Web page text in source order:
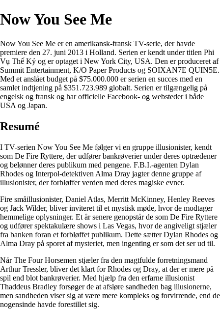
Now You See Me
Now You See Me er en amerikansk-fransk TV-serie, der havde
premiere den 27. juni 2013 i Holland. Serien er kendt under titlen Phi
Vụ Thế Kỷ og er optaget i New York City, USA. Den er produceret af
Summit Entertainment, K/O Paper Products og SOIXAN7E QUIN5E.
Med et anslået budget på $75.000.000 er serien en succes med en
samlet indtjening på $351.723.989 globalt. Serien er tilgængelig på
engelsk og fransk og har officielle Facebook- og websteder i både
USA og Japan.
Resumé
I TV-serien Now You See Me følger vi en gruppe illusionister, kendt
som De Fire Ryttere, der udfører bankrøverier under deres optrædener
og belønner deres publikum med pengene. F.B.I.-agenten Dylan
Rhodes og Interpol-detektiven Alma Dray jagter denne gruppe af
illusionister, der forbløffer verden med deres magiske evner.
Fire småillusionister, Daniel Atlas, Merritt McKinney, Henley Reeves
og Jack Wilder, bliver inviteret til et mystisk møde, hvor de modtager
hemmelige oplysninger. Et år senere genopstår de som De Fire Ryttere
og udfører spektakulære shows i Las Vegas, hvor de angiveligt stjæler
fra banken foran et forbløffet publikum. Dette sætter Dylan Rhodes og
Alma Dray på sporet af mysteriet, men ingenting er som det ser ud til.
Når The Four Horsemen stjæler fra den magtfulde forretningsmand
Arthur Tressler, bliver det klart for Rhodes og Dray, at der er mere på
spil end blot bankrøverier. Med hjælp fra den erfarne illusionist
Thaddeus Bradley forsøger de at afsløre sandheden bag illusionerne,
men sandheden viser sig at være mere kompleks og forvirrende, end de
nogensinde havde forestillet sig.